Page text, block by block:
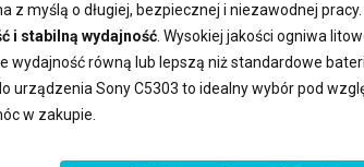
z myślą o długiej, bezpiecznej i niezawodnej
i stabilną wydajność . Wysokiej jakości ogniwa
wydajność równą lub lepszą niż standardowe
urządzenia Sony C5303 to idealny wybór pod
w zakupie.